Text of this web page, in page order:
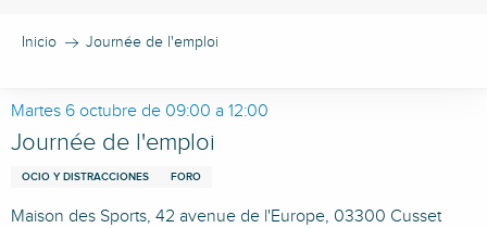
Inicio Journée de l'emploi
Martes 6 octubre de 09:00 a 12:00
Journée de l'emploi
OCIO Y DISTRACCIONES FORO
Maison des Sports, 42 avenue de l'Europe, 03300 Cusset